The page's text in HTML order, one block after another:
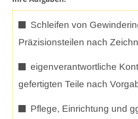
Schleifen von
Präzisionsteilen nach
eigenverantwortliche
gefertigten Teile nach
Pflege, Einrichtung und